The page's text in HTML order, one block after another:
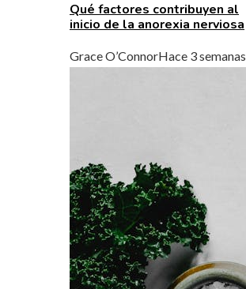
Qué factores contribuyen al
inicio de la anorexia nerviosa
Grace O’ConnorHace 3 semanas